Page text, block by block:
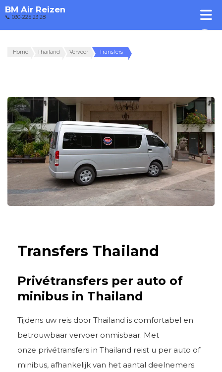
BM Air Reizen
📞 030-225 23 28
Home Thailand Vervoer Transfers
Transfers Thailand
Privétransfers per auto of
minibus in Thailand
Tijdens uw reis door Thailand is comfortabel en
betrouwbaar vervoer onmisbaar. Met
onze privétransfers in Thailand reist u per auto of
minibus, afhankelijk van het aantal deelnemers.